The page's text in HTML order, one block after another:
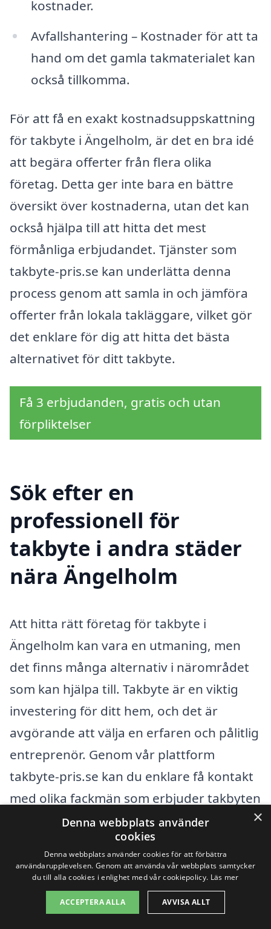
kostnader.
Avfallshantering – Kostnader för att ta
hand om det gamla takmaterialet kan
också tillkomma.
För att få en exakt kostnadsuppskattning
för takbyte i Ängelholm, är det en bra idé
att begära offerter från flera olika
företag. Detta ger inte bara en bättre
översikt över kostnaderna, utan det kan
också hjälpa till att hitta det mest
förmånliga erbjudandet. Tjänster som
takbyte-pris.se kan underlätta denna
process genom att samla in och jämföra
offerter från lokala takläggare, vilket gör
det enklare för dig att hitta det bästa
alternativet för ditt takbyte.
Få 3 erbjudanden, gratis och utan
förpliktelser
Sök efter en
professionell för
takbyte i andra städer
nära Ängelholm
Att hitta rätt företag för takbyte i
Ängelholm kan vara en utmaning, men
det finns många alternativ i närområdet
som kan hjälpa till. Takbyte är en viktig
investering för ditt hem, och det är
avgörande att välja en erfaren och pålitlig
entreprenör. Genom vår plattform
takbyte-pris.se kan du enklare få kontakt
med olika fackmän som erbjuder takbyten
i ditt närområde. Du kan enkelt jämföra
priser och tjänster för att hitta det bästa
erbjudandet.
När du söker efter hjälp för takbyte kan
×
Denna webbplats använder
cookies
Denna webbplats använder cookies för att förbättra
användarupplevelsen. Genom att använda vår webbplats samtycker
du till alla cookies i enlighet med vår cookiepolicy. Läs mer
ACCEPTERA ALLA AVVISA ALLT